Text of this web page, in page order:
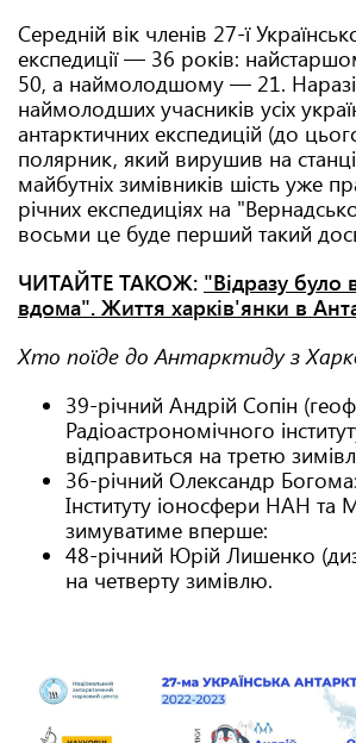
Середній вік членів 27-ї
експедиції — 36 років:
50, а наймолодшому — 21.
наймолодших учасників усіх
антарктичних експедицій (до
полярник, який вирушив на
майбутніх зимівників шість уже
річних експедиціях на
восьми це буде перший такий
ЧИТАЙТЕ ТАКОЖ: "Відразу було
вдома". Життя харків'янки в
Хто поїде до Антарктиду з
39-річний Андрій Сопін
Радіоастрономічного
відправиться на третю
36-річний Олександр
Інституту іоносфери НАН та
зимуватиме вперше:
48-річний Юрій Лишенко
на четверту зимівлю.